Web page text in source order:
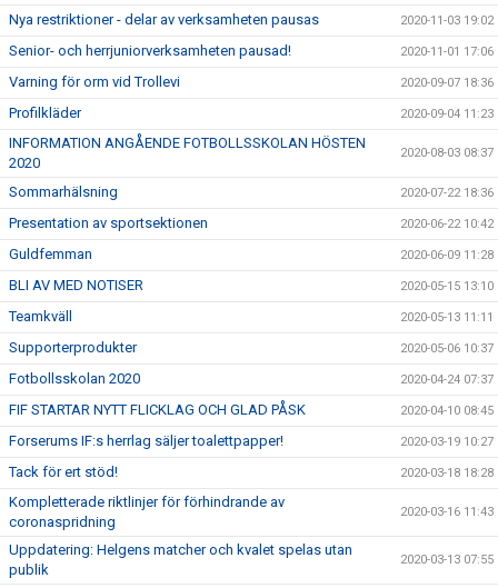
Nya restriktioner - delar av verksamheten pausas 2020-11-03 19:02
Senior- och herrjuniorverksamheten pausad! 2020-11-01 17:06
Varning för orm vid Trollevi 2020-09-07 18:36
Profilkläder 2020-09-04 11:23
INFORMATION ANGÅENDE FOTBOLLSSKOLAN HÖSTEN
2020
2020-08-03 08:37
Sommarhälsning 2020-07-22 18:36
Presentation av sportsektionen 2020-06-22 10:42
Guldfemman 2020-06-09 11:28
BLI AV MED NOTISER 2020-05-15 13:10
Teamkväll 2020-05-13 11:11
Supporterprodukter 2020-05-06 10:37
Fotbollsskolan 2020 2020-04-24 07:37
FIF STARTAR NYTT FLICKLAG OCH GLAD PÅSK 2020-04-10 08:45
Forserums IF:s herrlag säljer toalettpapper! 2020-03-19 10:27
Tack för ert stöd! 2020-03-18 18:28
Kompletterade riktlinjer för förhindrande av
coronaspridning
2020-03-16 11:43
Uppdatering: Helgens matcher och kvalet spelas utan
publik
2020-03-13 07:55